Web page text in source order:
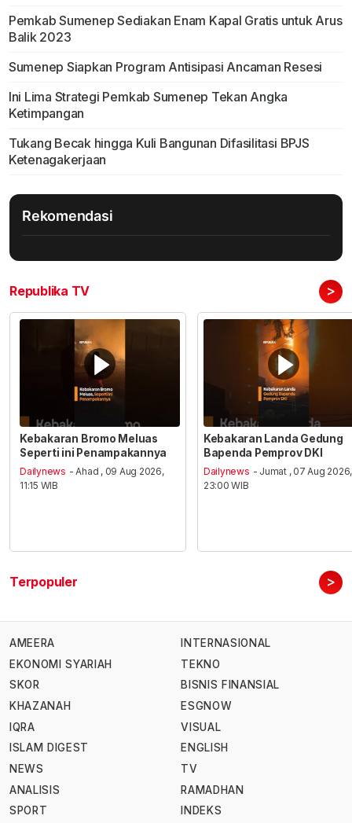
Pemkab Sumenep Sediakan Enam Kapal Gratis untuk Arus
Balik 2023
Sumenep Siapkan Program Antisipasi Ancaman Resesi
Ini Lima Strategi Pemkab Sumenep Tekan Angka
Ketimpangan
Tukang Becak hingga Kuli Bangunan Difasilitasi BPJS
Ketenagakerjaan
Rekomendasi
Republika TV >
Kebakaran Bromo Meluas
Seperti ini Penampakannya
Dailynews - Ahad , 09 Aug 2026,
11:15 WIB
Kebakaran Landa Gedung
Bapenda Pemprov DKI
Dailynews - Jumat , 07 Aug 2026,
23:00 WIB
Terpopuler >
AMEERA
EKONOMI SYARIAH
SKOR
KHAZANAH
IQRA
ISLAM DIGEST
NEWS
ANALISIS
SPORT
INTERNASIONAL
TEKNO
BISNIS FINANSIAL
ESGNOW
VISUAL
ENGLISH
TV
RAMADHAN
INDEKS